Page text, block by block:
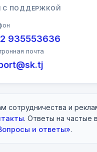
С ПОДДЕРЖКОЙ
935553636
почта
сотрудничества и
. Ответы на частые
и ответы».